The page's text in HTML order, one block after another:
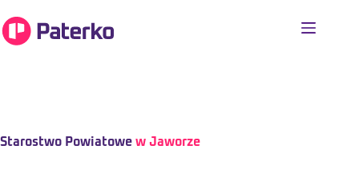
Starostwo Powiatowe w Jaworze